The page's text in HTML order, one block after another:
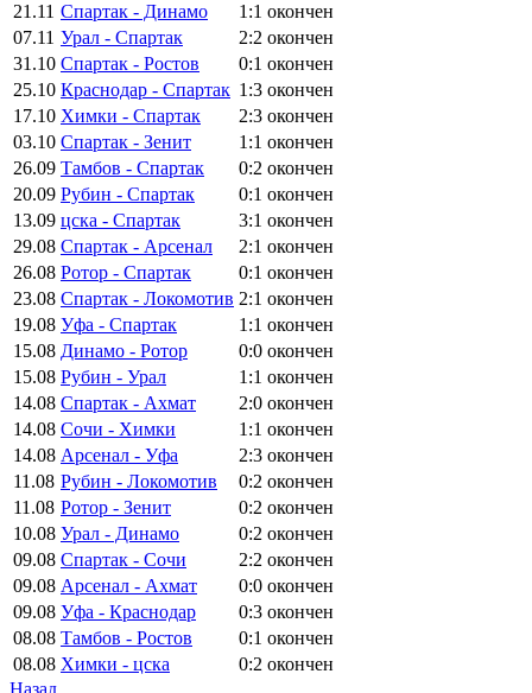
21.11 Спартак - Динамо 1:1 окончен
07.11 Урал - Спартак 2:2 окончен
31.10 Спартак - Ростов 0:1 окончен
25.10 Краснодар - Спартак 1:3 окончен
17.10 Химки - Спартак 2:3 окончен
03.10 Спартак - Зенит 1:1 окончен
26.09 Тамбов - Спартак 0:2 окончен
20.09 Рубин - Спартак 0:1 окончен
13.09 цска - Спартак 3:1 окончен
29.08 Спартак - Арсенал 2:1 окончен
26.08 Ротор - Спартак 0:1 окончен
23.08 Спартак - Локомотив 2:1 окончен
19.08 Уфа - Спартак 1:1 окончен
15.08 Динамо - Ротор 0:0 окончен
15.08 Рубин - Урал 1:1 окончен
14.08 Спартак - Ахмат 2:0 окончен
14.08 Сочи - Химки 1:1 окончен
14.08 Арсенал - Уфа 2:3 окончен
11.08 Рубин - Локомотив 0:2 окончен
11.08 Ротор - Зенит 0:2 окончен
10.08 Урал - Динамо 0:2 окончен
09.08 Спартак - Сочи 2:2 окончен
09.08 Арсенал - Ахмат 0:0 окончен
09.08 Уфа - Краснодар 0:3 окончен
08.08 Тамбов - Ростов 0:1 окончен
08.08 Химки - цска 0:2 окончен
Назад